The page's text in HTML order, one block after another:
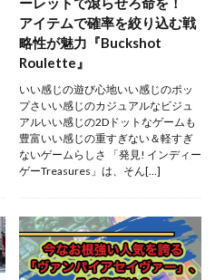
アイテムで確率を絞り込む戦
略性が魅力『Buckshot
Roulette』
いい感じの遊び心地いい感じのポッ
プさいい感じのカジュアルなビジュ
アルいい感じの2Dドットなゲームも
豊富いい感じの重すぎない＆軽すぎ
ないゲームらしさ 「発見! インディー
ゲーTreasures」は、そん[…]